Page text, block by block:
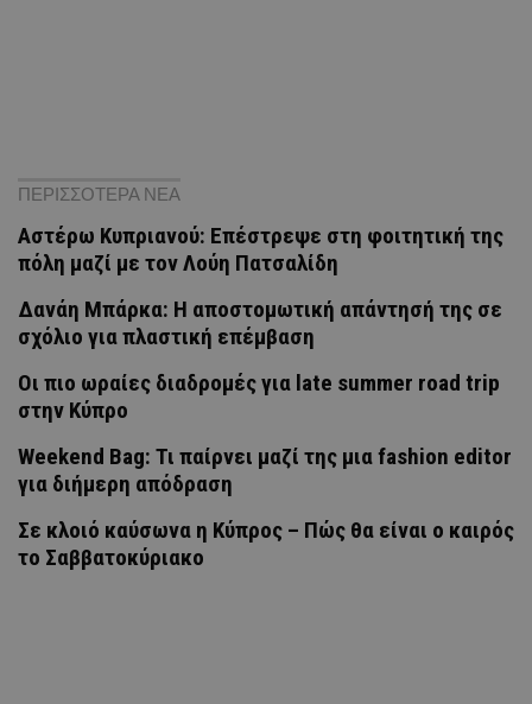
ΠΕΡΙΣΣΟΤΕΡΑ ΝΕΑ
Αστέρω Κυπριανού: Επέστρεψε στη φοιτητική της
πόλη μαζί με τον Λούη Πατσαλίδη
Δανάη Μπάρκα: Η αποστομωτική απάντησή της σε
σχόλιο για πλαστική επέμβαση
Οι πιο ωραίες διαδρομές για late summer road trip
στην Κύπρο
Weekend Bag: Τι παίρνει μαζί της μια fashion editor
για διήμερη απόδραση
Σε κλοιό καύσωνα η Κύπρος – Πώς θα είναι ο καιρός
το Σαββατοκύριακο